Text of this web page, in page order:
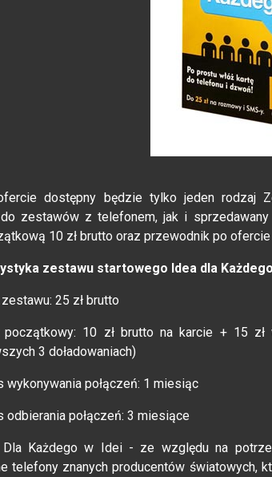
dostępny będzie tylko jeden rodzaj
zestawów z telefonem, jak i
10 zł brutto oraz przewodnik po ofercie
zestawu startowego Idea dla
25 zł brutto
początkowy: 10 zł brutto na karcie + 15 zł
3 doładowaniach)
wykonywania połączeń: 1 miesiąc
odbierania połączeń: 3 miesiące
Każdego w Idei - ze względu na
telefony znanych producentów światowych,